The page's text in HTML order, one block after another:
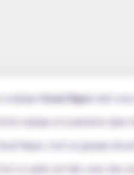
La marque Cloud Vapor
doit
Cette marque est présente
Cloud Vapor, c'est un groupe de
C'est ce qu'ils ont fait, avec des